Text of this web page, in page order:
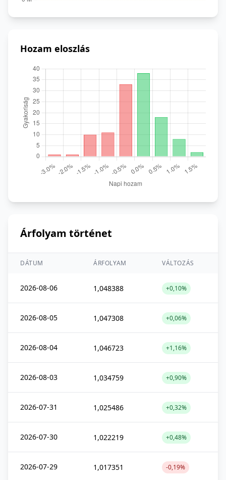
Hozam eloszlás
Árfolyam történet
DÁTUM ÁRFOLYAM VÁLTOZÁS
2026-08-06 1,048388 +0,10%
2026-08-05 1,047308 +0,06%
2026-08-04 1,046723 +1,16%
2026-08-03 1,034759 +0,90%
2026-07-31 1,025486 +0,32%
2026-07-30 1,022219 +0,48%
2026-07-29 1,017351 -0,19%